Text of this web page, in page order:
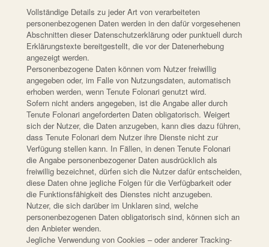
Vollständige Details zu jeder Art von verarbeiteten
personenbezogenen Daten werden in den dafür vorgesehenen
Abschnitten dieser Datenschutzerklärung oder punktuell durch
Erklärungstexte bereitgestellt, die vor der Datenerhebung
angezeigt werden.
Personenbezogene Daten können vom Nutzer freiwillig
angegeben oder, im Falle von Nutzungsdaten, automatisch
erhoben werden, wenn Tenute Folonari genutzt wird.
Sofern nicht anders angegeben, ist die Angabe aller durch
Tenute Folonari angeforderten Daten obligatorisch. Weigert
sich der Nutzer, die Daten anzugeben, kann dies dazu führen,
dass Tenute Folonari dem Nutzer ihre Dienste nicht zur
Verfügung stellen kann. In Fällen, in denen Tenute Folonari
die Angabe personenbezogener Daten ausdrücklich als
freiwillig bezeichnet, dürfen sich die Nutzer dafür entscheiden,
diese Daten ohne jegliche Folgen für die Verfügbarkeit oder
die Funktionsfähigkeit des Dienstes nicht anzugeben.
Nutzer, die sich darüber im Unklaren sind, welche
personenbezogenen Daten obligatorisch sind, können sich an
den Anbieter wenden.
Jegliche Verwendung von Cookies – oder anderer Tracking-